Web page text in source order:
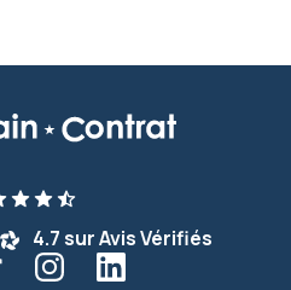
4.7 sur Avis Vérifiés